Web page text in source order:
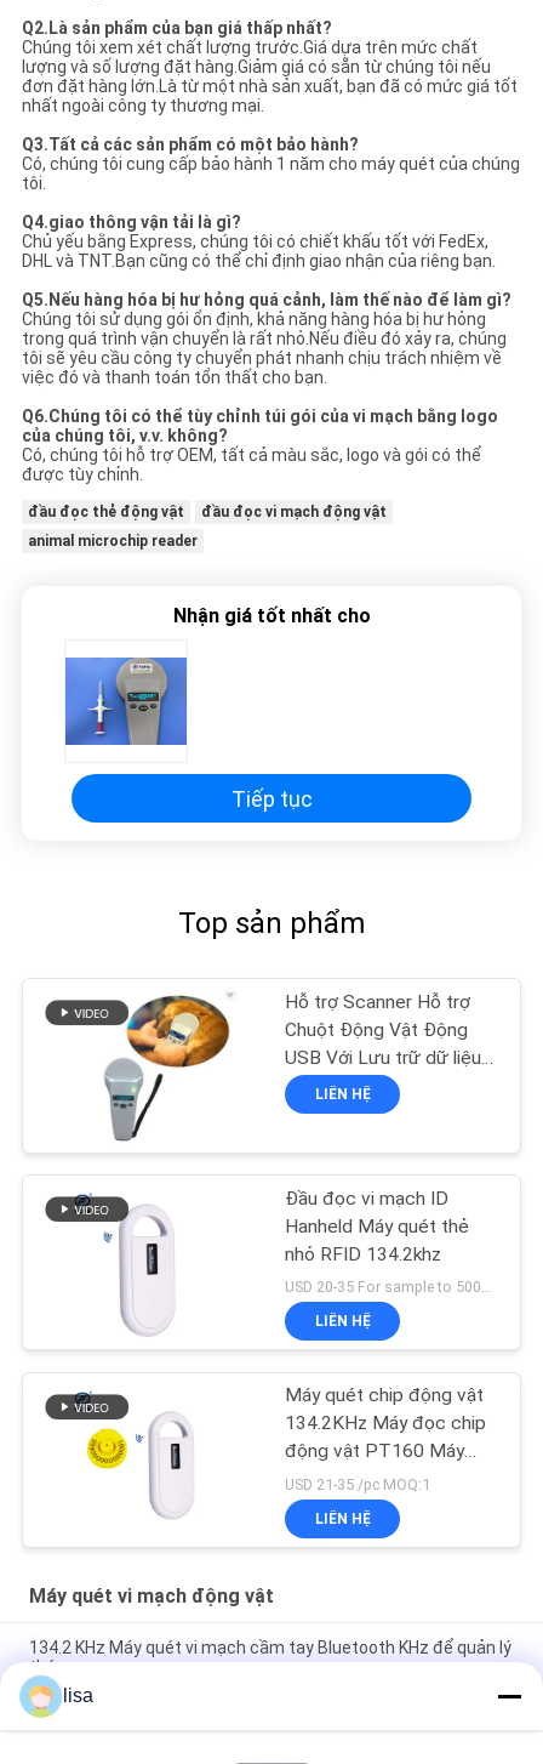
Q2.Là sản phẩm của bạn giá thấp nhất?
Chúng tôi xem xét chất lượng trước.Giá dựa trên mức chất
lượng và số lượng đặt hàng.Giảm giá có sẵn từ chúng tôi nếu
đơn đặt hàng lớn.Là từ một nhà sản xuất, bạn đã có mức giá tốt
nhất ngoài công ty thương mại.
Q3.Tất cả các sản phẩm có một bảo hành?
Có, chúng tôi cung cấp bảo hành 1 năm cho máy quét của chúng
tôi.
Q4.giao thông vận tải là gì?
Chủ yếu bằng Express, chúng tôi có chiết khấu tốt với FedEx,
DHL và TNT.Bạn cũng có thể chỉ định giao nhận của riêng bạn.
Q5.Nếu hàng hóa bị hư hỏng quá cảnh, làm thế nào để làm gì?
Chúng tôi sử dụng gói ổn định, khả năng hàng hóa bị hư hỏng
trong quá trình vận chuyển là rất nhỏ.Nếu điều đó xảy ra, chúng
tôi sẽ yêu cầu công ty chuyển phát nhanh chịu trách nhiệm về
việc đó và thanh toán tổn thất cho bạn.
Q6.Chúng tôi có thể tùy chỉnh túi gói của vi mạch bằng logo
của chúng tôi, v.v. không?
Có, chúng tôi hỗ trợ OEM, tất cả màu sắc, logo và gói có thể
được tùy chỉnh.
đầu đọc thẻ động vật
đầu đọc vi mạch động vật
animal microchip reader
Nhận giá tốt nhất cho
Tiếp tục
Top sản phẩm
Hỗ trợ Scanner Hỗ trợ
Chuột Động Vật Động
USB Với Lưu trữ dữ liệu
1000 Records
LIÊN HỆ
Đầu đọc vi mạch ID
Hanheld Máy quét thẻ
nhỏ RFID 134.2khz
USD 20-35 For sample to 500pcs MOQ:1 cái
LIÊN HỆ
Máy quét chip động vật
134.2KHz Máy đọc chip
động vật PT160 Máy
quét chip chó
USD 21-35 /pc MOQ:1
LIÊN HỆ
Máy quét vi mạch động vật
134.2 KHz Máy quét vi mạch cầm tay Bluetooth KHz để quản lý
thú cưng
RFID Reader For Animal ID chip động vật PT290 UHF máy quét
microchip động vật
lisa